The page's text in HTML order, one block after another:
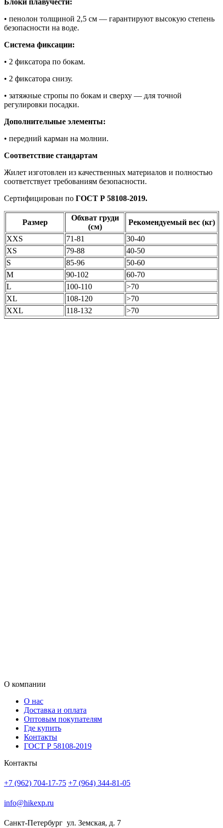
Блоки плавучести:
• пенолон толщиной 2,5 см — гарантируют высокую степень
безопасности на воде.
Система фиксации:
• 2 фиксатора по бокам.
• 2 фиксатора снизу.
• затяжные стропы по бокам и сверху — для точной
регулировки посадки.
Дополнительные элементы:
• передний карман на молнии.
Соответствие стандартам
Жилет изготовлен из качественных материалов и полностью
соответствует требованиям безопасности.
Сертифицирован по ГОСТ Р 58108-2019.
Размер
Обхват груди
(см)
Рекомендуемый вес (кг)
XXS
71-81
30-40
XS
79-88
40-50
S
85-96
50-60
M
90-102
60-70
L
100-110
>70
XL
108-120
>70
XXL
118-132 >70
О компании
О нас
Доставка и оплата
Оптовым покупателям
Где купить
Контакты
ГОСТ Р 58108-2019
Контакты
+7 (962) 704-17-75 +7 (964) 344-81-05
info@hikexp.ru
Санкт-Петербург ул. Земская, д. 7